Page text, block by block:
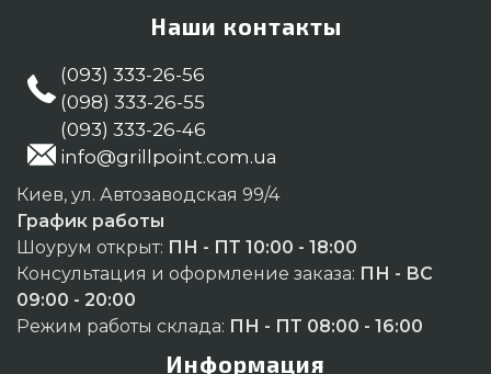
Наши контакты
(093) 333-26-56
(098) 333-26-55
(093) 333-26-46
info@grillpoint.com.ua
Киев, ул. Автозаводская 99/4
График работы
Шоурум открыт: ПН - ПТ 10:00 - 18:00
Консультация и оформление заказа: ПН - ВС
09:00 - 20:00
Режим работы склада: ПН - ПТ 08:00 - 16:00
Информация